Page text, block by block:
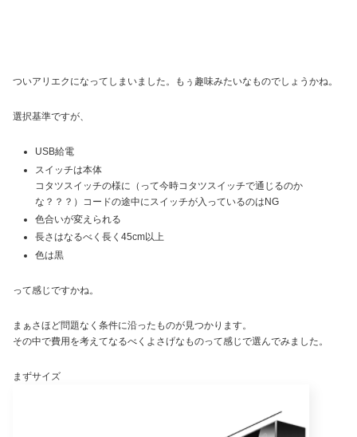
ついアリエクになってしまいました。もぅ趣味みたいなものでしょうかね。
選択基準ですが、
USB給電
スイッチは本体
コタツスイッチの様に（って今時コタツスイッチで通じるのか
な？？？）コードの途中にスイッチが入っているのはNG
色合いが変えられる
長さはなるべく長く45cm以上
色は黒
って感じですかね。
まぁさほど問題なく条件に沿ったものが見つかります。
その中で費用を考えてなるべくよさげなものって感じで選んでみました。
まずサイズ